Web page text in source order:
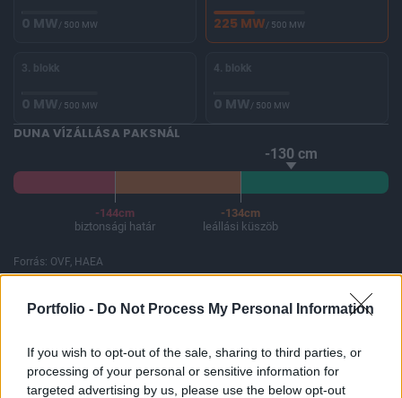
Portfolio - Do Not Process My Personal Information
If you wish to opt-out of the sale, sharing to third parties, or
processing of your personal or sensitive information for
targeted advertising by us, please use the below opt-out
0 MW/ 500 MW 225 MW/ 500 MW
3. blokk
0 MW/ 500 MW
4. blokk
0 MW/ 500 MW
DUNA VÍZÁLLÁSA PAKSNÁL
-130 cm
-144cm
biztonsági határ
-134cm
leállási küszöb
Forrás: OVF, HAEA
A Paksi Atomerőmű összteljesítménye 225 MW. A Duna
FONTOS